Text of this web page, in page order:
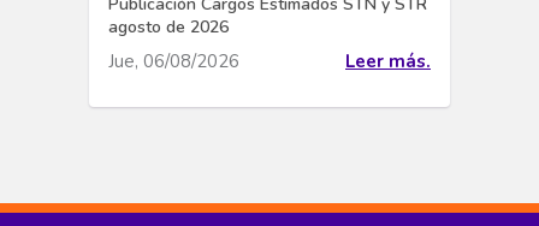
agosto de 2026
Jue, 06/08/2026 Leer más.